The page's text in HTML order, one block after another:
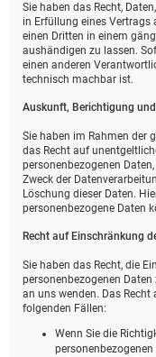
Sie haben das Recht,
in Erfüllung eines Vertrags
einen Dritten in einem
aushändigen zu lassen.
einen anderen
technisch machbar ist.
Auskunft, Berichtigung
Sie haben im Rahmen der
das Recht auf
personenbezogenen
Zweck der
Löschung dieser Daten.
personenbezogene Daten
Recht auf Einschränkung
Sie haben das Recht, die
personenbezogenen
an uns wenden. Das
folgenden Fällen:
Wenn Sie die
personenbezogenen